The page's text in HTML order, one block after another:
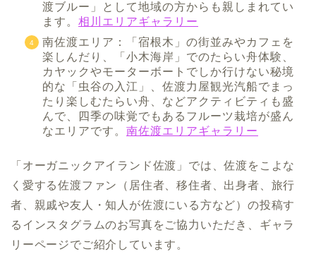
渡ブルー」として地域の方からも親しまれてい
ます。 相川エリアギャラリー
南佐渡エリア：「宿根木」の街並みやカフェを
楽しんだり、「小木海岸」でのたらい舟体験、
カヤックやモーターボートでしか行けない秘境
的な「虫谷の入江」、佐渡力屋観光汽船でまっ
たり楽しむたらい舟、などアクティビティも盛
んで、四季の味覚でもあるフルーツ栽培が盛ん
なエリアです。 南佐渡エリアギャラリー
「オーガニックアイランド佐渡」では、佐渡をこよな
く愛する佐渡ファン（居住者、移住者、出身者、旅行
者、親戚や友人・知人が佐渡にいる方など）の投稿す
るインスタグラムのお写真をご協力いただき、ギャラ
リーページでご紹介しています。